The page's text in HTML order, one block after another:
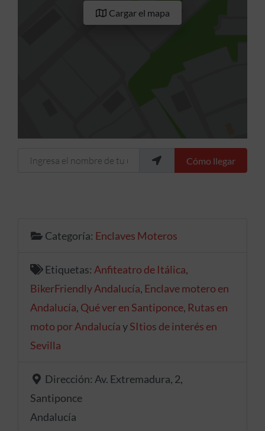
Cargar el mapa
Ingresa el nombre de tu ubicación Cómo llegar
Categoría: Enclaves Moteros
Etiquetas: Anfiteatro de Itálica,
BikerFriendly Andalucía, Enclave motero en
Andalucía, Qué ver en Santiponce, Rutas en
moto por AndalucíaySItios de interés en
Sevilla
Dirección: Av. Extremadura, 2,
Santiponce
Andalucía